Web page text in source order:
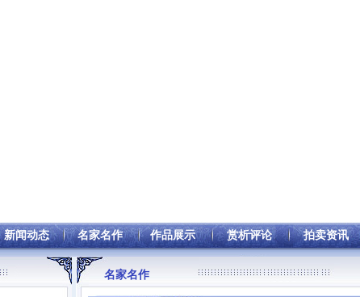
新闻动态 名家名作 作品展示 赏析评论 拍卖资讯
名家名作